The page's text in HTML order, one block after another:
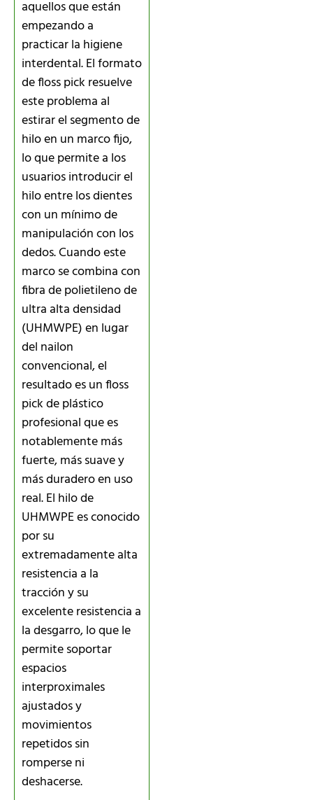
aquellos que están
empezando a
practicar la higiene
interdental. El formato
de floss pick resuelve
este problema al
estirar el segmento de
hilo en un marco fijo,
lo que permite a los
usuarios introducir el
hilo entre los dientes
con un mínimo de
manipulación con los
dedos. Cuando este
marco se combina con
fibra de polietileno de
ultra alta densidad
(UHMWPE) en lugar
del nailon
convencional, el
resultado es un floss
pick de plástico
profesional que es
notablemente más
fuerte, más suave y
más duradero en uso
real. El hilo de
UHMWPE es conocido
por su
extremadamente alta
resistencia a la
tracción y su
excelente resistencia a
la desgarro, lo que le
permite soportar
espacios
interproximales
ajustados y
movimientos
repetidos sin
romperse ni
deshacerse.